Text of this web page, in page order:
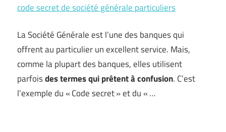
code secret de société générale particuliers
La Société Générale est l’une des banques qui
offrent au particulier un excellent service. Mais,
comme la plupart des banques, elles utilisent
parfoisdes termes qui prêtent à confusion. C’est
l’exemple du « Code secret » et du « …